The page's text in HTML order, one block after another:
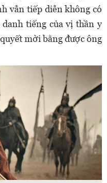
vẫn tiếp diễn không có
tiếng của vị thần y
mời bằng được ông